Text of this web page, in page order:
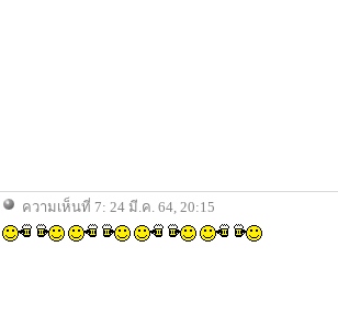
ความเห็นที่ 7: 24 มี.ค. 64, 20:15